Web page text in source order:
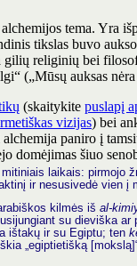
tema. Yra
tikslas buvo
religinių bei
(„Mūsų auksas nėra
(skaitykite puslapį
vizijas) bei
paniro į
domėjimas šiuo
laikais: pirmojo
ir nesusivedė vien į
kilmės iš al-
su dieviška
ištakų ir su Egiptu; ten
„egiptietišką